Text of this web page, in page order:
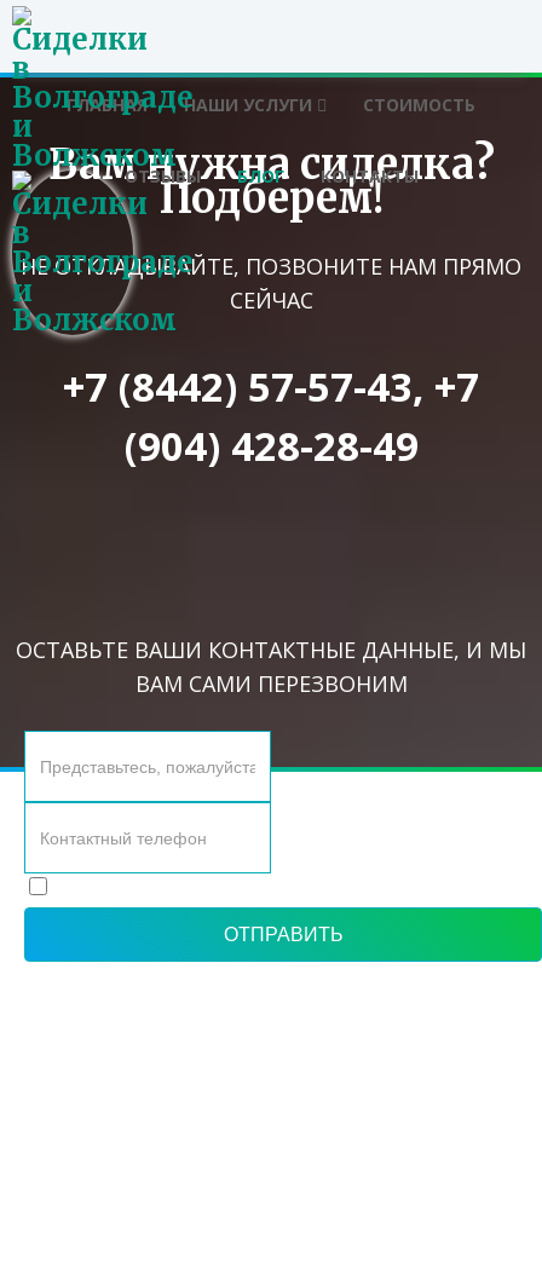
ГЛАВНАЯ НАШИ УСЛУГИ СТОИМОСТЬ
ОТЗЫВЫ БЛОГ КОНТАКТЫ
Вам нужна сиделка?
Подберем!
НЕ ОТКЛАДЫВАЙТЕ, ПОЗВОНИТЕ НАМ ПРЯМО
СЕЙЧАС
+7 (8442) 57-57-43, +7
(904) 428-28-49
ОСТАВЬТЕ ВАШИ КОНТАКТНЫЕ ДАННЫЕ, И МЫ
ВАМ САМИ ПЕРЕЗВОНИМ